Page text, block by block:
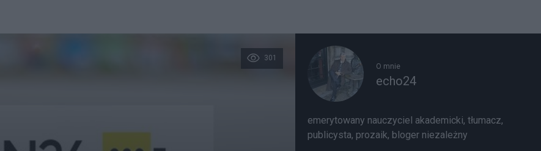
301
O mnie
echo24
emerytowany nauczyciel akademicki, tłumacz,
publicysta, prozaik, bloger niezależny